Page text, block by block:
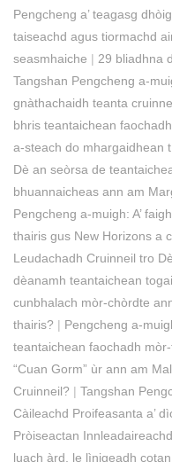
Pengcheng a’ teagasg
taiseachd agus tiormachd
seasmhaiche | 29 bliadhna
Tangshan Pengcheng a-
gnàthachaidh teanta cruinne
bhris teantaichean
a-steach do mhargaidhean
Dè an seòrsa de
bhuannaicheas ann am
Pengcheng a-muigh: A’
thairis gus New Horizons a
Leudachadh Cruinneil tro
dèanamh teantaichean
cunbhalach mòr-chòrdte
thairis? | Pengcheng a-
teantaichean faochadh
“Cuan Gorm” ùr ann am
Cruinneil? | Tangshan
Càileachd Proifeasanta a’
Pròiseactan
luach àrd, le lìnigeadh